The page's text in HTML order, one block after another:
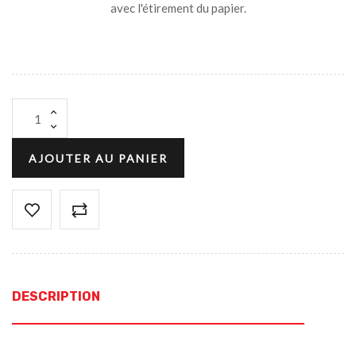
avec l'étirement du papier.
AJOUTER AU PANIER
DESCRIPTION